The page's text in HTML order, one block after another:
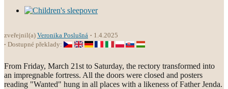
zveřejnil(a) Veronika Poslušná
1.4.2025
Dostupné překlady:
From Friday, March 21st to Saturday, the rectory transformed into
an impregnable fortress. All the doors were closed and posters
reading "Wanted" hung in all places with a likeness of Father Jenda.